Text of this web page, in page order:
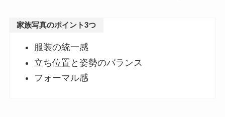
家族写真のポイント3つ
服装の統一感
立ち位置と姿勢のバランス
フォーマル感